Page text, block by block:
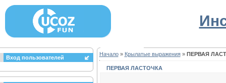
Вход пользователей
Начало» Крылатые выражения» ПЕРВАЯ
ПЕРВАЯ ЛАСТОЧКА